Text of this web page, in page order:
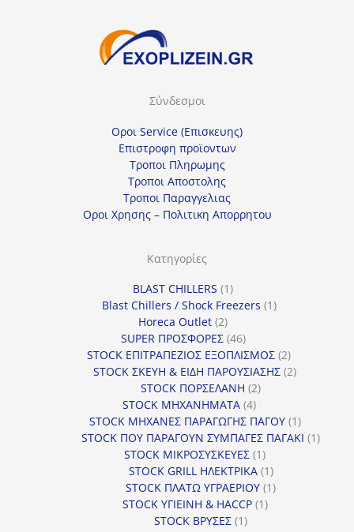
Σύνδεσμοι
Οροι Service (Επισκευης)
Επιστροφη προϊοντων
Τροποι Πληρωμης
Τροποι Αποστολης
Τροποι Παραγγελιας
Οροι Χρησης – Πολιτικη Απορρητου
Κατηγορίες
BLAST CHILLERS 11
προϊόν
Blast Chillers / Shock Freezers 11
Horeca Outlet 22
προϊόντα
SUPER ΠΡΟΣΦΟΡΕΣ 4646
προϊόντα
STOCK ΕΠΙΤΡΑΠΕΖΙΟΣ ΕΞΟΠΛΙΣΜΟΣ 22
προϊόντα
STOCK ΣΚΕΥΗ & ΕΙΔΗ ΠΑΡΟΥΣΙΑΣΗΣ 22
STOCK ΠΟΡΣΕΛΑΝΗ 22
STOCK ΜΗΧΑΝΗΜΑΤΑ 44
προϊόντα
STOCK ΜΗΧΑΝΕΣ ΠΑΡΑΓΩΓΗΣ ΠΑΓΟΥ 11
προϊόν
STOCK ΠΟΥ ΠΑΡΑΓΟΥΝ ΣΥΜΠΑΓΕΣ ΠΑΓΑΚΙ 11
STOCK ΜΙΚΡΟΣΥΣΚΕΥΕΣ 11
προϊόν
STOCK GRILL ΗΛΕΚΤΡΙΚΑ 11
προϊόν
STOCK ΠΛΑΤΩ ΥΓΡΑΕΡΙΟΥ 11
STOCK ΥΓΙΕΙΝΗ & HACCP 11
STOCK ΒΡΥΣΕΣ 11